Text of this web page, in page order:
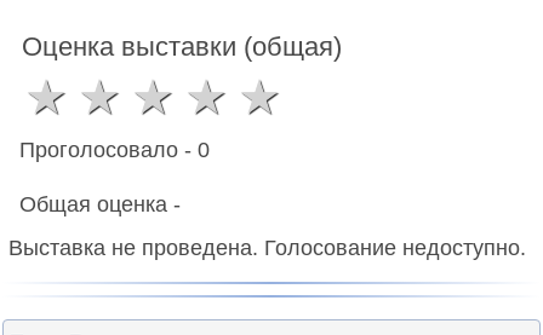
Оценка выставки (общая)
Проголосовало - 0
Общая оценка -
Выставка не проведена. Голосование недоступно.